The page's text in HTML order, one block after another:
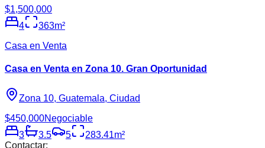
$1,500,000
4
363m²
Casa en Venta
Casa en Venta en Zona 10. Gran Oportunidad
Zona 10, Guatemala, Ciudad
$450,000Negociable
3
3.5 5 283.41m²
Contactar: